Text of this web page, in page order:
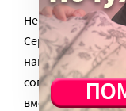
Не такое, как
Сербского 1,5
найти и выявить,
вместо этого